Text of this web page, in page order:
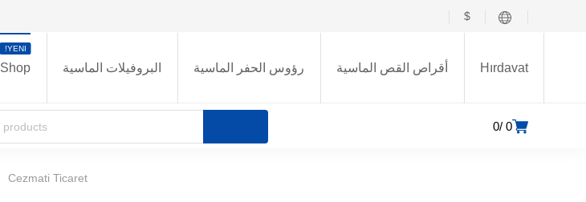
$
Shop
YENI!
البروفيلات الماسية رؤوس الحفر الماسية أقراص القص الماسية Hırdavat
0
0
Cezmati Ticaret